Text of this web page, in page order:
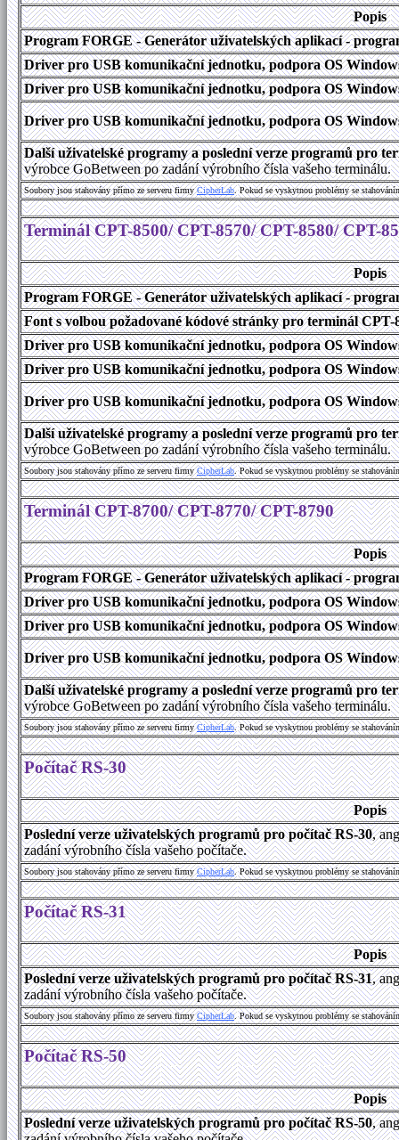
Popis
Program FORGE - Generátor uživatelských aplikací -
Driver pro USB komunikační jednotku, podpora OS
Driver pro USB komunikační jednotku, podpora OS
Driver pro USB komunikační jednotku, podpora OS
Další uživatelské programy a poslední verze programů pro
výrobce GoBetween po zadání výrobního čísla vašeho terminálu.
Soubory jsou stahovány přímo ze serveru firmyCipherLab. Pokud se vyskytnou problémy se
Terminál CPT-8500/ CPT-8570/ CPT-8580/ CPT-
Popis
Program FORGE - Generátor uživatelských aplikací -
Font s volbou požadované kódové stránky pro terminál
Driver pro USB komunikační jednotku, podpora OS
Driver pro USB komunikační jednotku, podpora OS
Driver pro USB komunikační jednotku, podpora OS
Další uživatelské programy a poslední verze programů pro
výrobce GoBetween po zadání výrobního čísla vašeho terminálu.
Soubory jsou stahovány přímo ze serveru firmyCipherLab. Pokud se vyskytnou problémy se
Terminál CPT-8700/ CPT-8770/ CPT-8790
Popis
Program FORGE - Generátor uživatelských aplikací -
Driver pro USB komunikační jednotku, podpora OS
Driver pro USB komunikační jednotku, podpora OS
Driver pro USB komunikační jednotku, podpora OS
Další uživatelské programy a poslední verze programů pro
výrobce GoBetween po zadání výrobního čísla vašeho terminálu.
Soubory jsou stahovány přímo ze serveru firmyCipherLab. Pokud se vyskytnou problémy se
Počítač RS-30
Popis
Poslední verze uživatelských programů pro počítač RS-30,
zadání výrobního čísla vašeho počítače.
Soubory jsou stahovány přímo ze serveru firmyCipherLab. Pokud se vyskytnou problémy se
Počítač RS-31
Popis
Poslední verze uživatelských programů pro počítač RS-31,
zadání výrobního čísla vašeho počítače.
Soubory jsou stahovány přímo ze serveru firmyCipherLab. Pokud se vyskytnou problémy se
Počítač RS-50
Popis
Poslední verze uživatelských programů pro počítač RS-50,